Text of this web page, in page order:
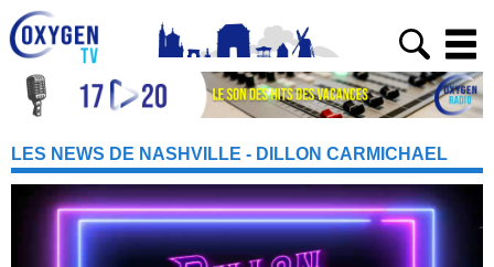
LES NEWS DE NASHVILLE - DILLON CARMICHAEL